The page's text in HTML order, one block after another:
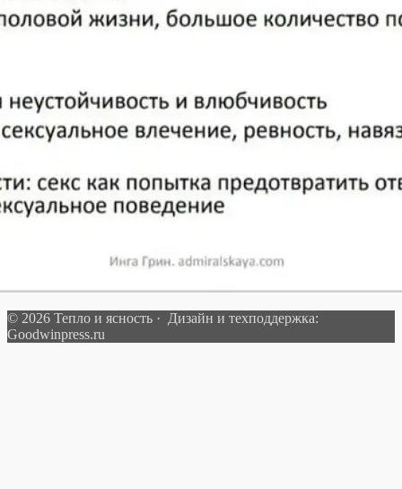
© 2026 Тепло и ясность · Дизайн и техподдержка:
Goodwinpress.ru